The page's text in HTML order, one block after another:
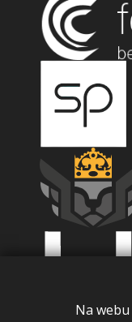
Na webu